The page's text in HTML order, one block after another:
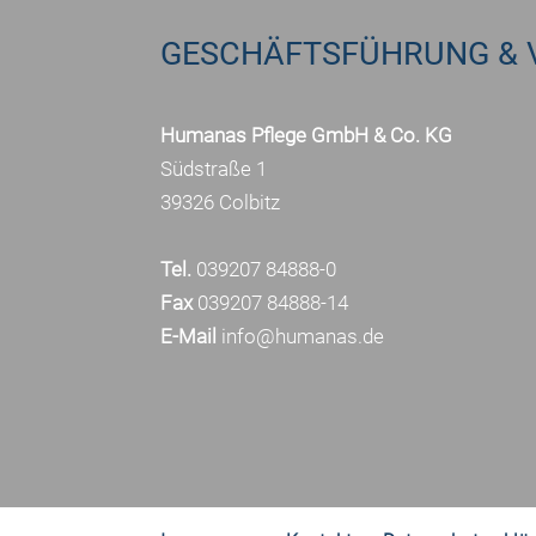
GESCHÄFTSFÜHRUNG &
Humanas Pflege GmbH & Co. KG
Südstraße 1
39326 Colbitz
Tel. 039207 84888-0
Fax039207 84888-14
E-Mail info@humanas.de